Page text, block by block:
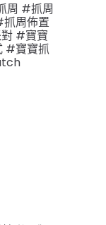
周 #抓周
周佈置
#寶寶
#寶寶抓